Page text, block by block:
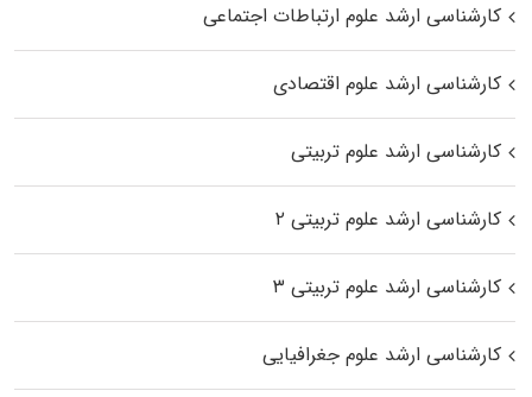
کارشناسی ارشد علوم ارتباطات اجتماعی
کارشناسی ارشد علوم اقتصادی
کارشناسی ارشد علوم تربیتی
کارشناسی ارشد علوم تربیتی ۲
کارشناسی ارشد علوم تربیتی ۳
کارشناسی ارشد علوم جغرافیایی